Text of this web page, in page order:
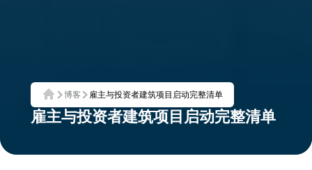
首页
博客 雇主与投资者建筑项目启动完整清单
雇主与投资者建筑项目启动完整清单